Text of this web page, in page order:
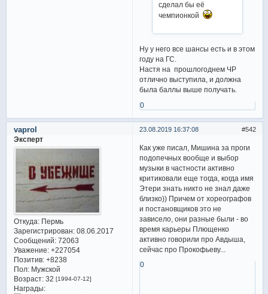
сделал бы её
чемпионкой
Ну у него все шансы есть и в этом
году на ГС.
Настя на прошлогоднем ЧР
отлично выступила, и должна
была баллы выше получать.
0
542
23.08.2019 16:37:08
vaprol
Эксперт
Откуда:Пермь
Зарегистрирован: 08.06.2017
Сообщений:72063
Уважение: +227054
Позитив: +8238
Пол:Мужской
Возраст:32 [1994-07-12]
Награды:
Как уже писал, Мишина за проги
подопечных вообще и выбор
музыки в частности активно
критиковали еще тогда, когда имя
Этери знать никто не знал даже
близко)) Причем от хореографов
и постановщиков это не
зависело, они разные были - во
время карьеры Плющенко
активно говорили про Авдыша,
сейчас про Прокофьеву...
0